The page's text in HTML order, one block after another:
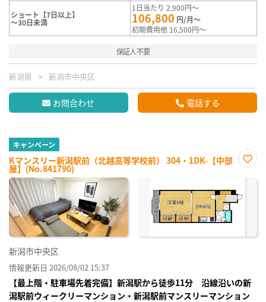
ショート【7日以上】
～30日未満
1日当たり 2,900円～
106,800 円/月～
初期費用他 16,500円～
保証人不要
新潟県 新潟市中央区
お問合わせ 電話する
キャンペーン
Kマンスリー新潟駅前（北越高等学校前） 304・1DK-【中部
屋】(No.841790)
に入
録
新潟市中央区
情報更新日 2026/08/02 15:37
【最上階・駐車場先着完備】新潟駅から徒歩11分 沿線沿いの新
潟駅前ウィークリーマンション・新潟駅前マンスリーマンション